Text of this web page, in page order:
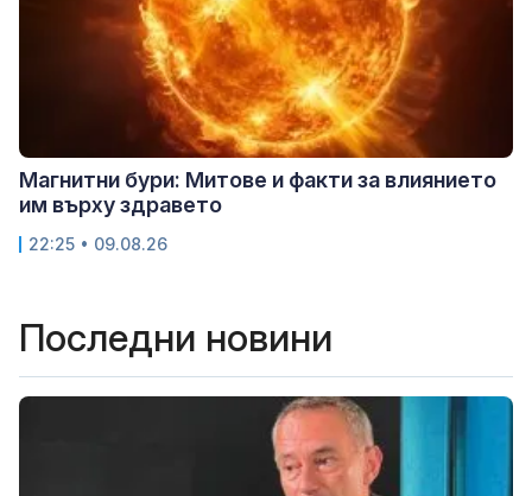
Магнитни бури: Митове и факти за влиянието
им върху здравето
22:25 • 09.08.26
Последни новини